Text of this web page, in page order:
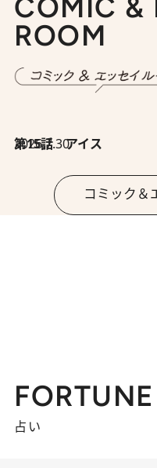
COMIC &
ROOM
2026.7.30
第15話 アイス
コミック＆
FORTUNE
占い